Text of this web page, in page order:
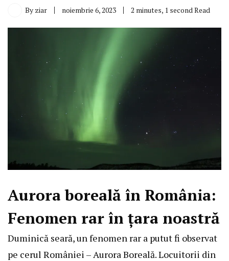
By ziar noiembrie 6, 2023 2 minutes, 1 second Read
Aurora boreală în România:
Fenomen rar în țara noastră
Duminică seară, un fenomen rar a putut fi observat
pe cerul României – Aurora Boreală. Locuitorii din